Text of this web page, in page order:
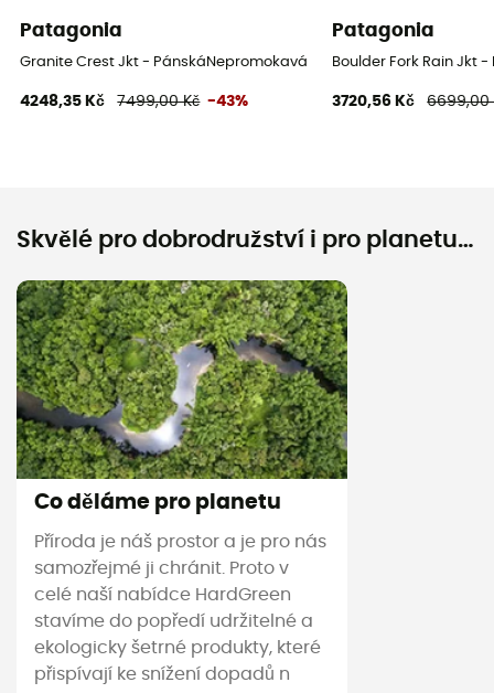
Patagonia
Granite Crest Jkt - PánskáNepromokavá bunda
4248,35 Kč 7499,00 Kč -43%
Patagonia
Boulder Fork Rain Jkt
3720,56 Kč 6699,00
Skvělé pro dobrodružství i pro planetu…
Co děláme pro planetu
Příroda je náš prostor a je pro nás
samozřejmé ji chránit. Proto v
celé naší nabídce HardGreen
stavíme do popředí udržitelné a
ekologicky šetrné produkty, které
přispívají ke snížení dopadů n